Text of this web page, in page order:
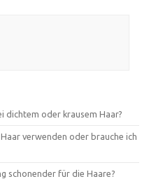
dichtem oder krausem Haar?
verwenden oder brauche ich
schonender für die Haare?